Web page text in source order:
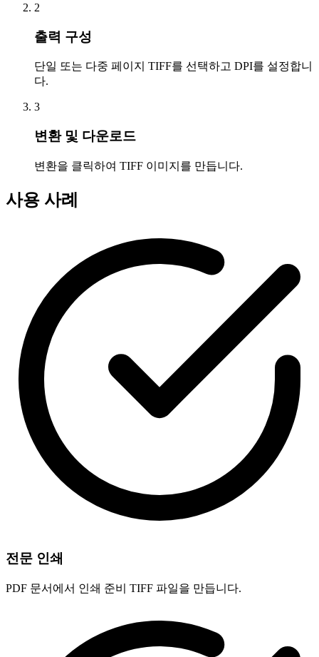
2
출력 구성
단일 또는 다중 페이지 TIFF를 선택하고 DPI를 설정합니
다.
3
변환 및 다운로드
변환을 클릭하여 TIFF 이미지를 만듭니다.
사용 사례
전문 인쇄
PDF 문서에서 인쇄 준비 TIFF 파일을 만듭니다.